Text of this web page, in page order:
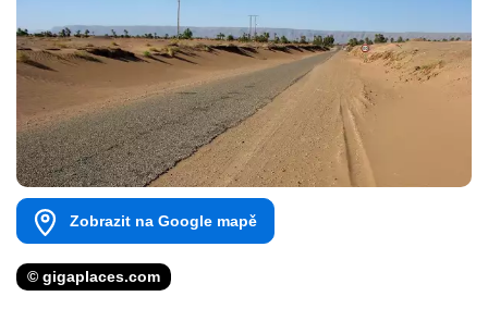
Zobrazit na Google mapě
© gigaplaces.com